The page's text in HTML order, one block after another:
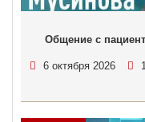
Общение с
6 октября 2026